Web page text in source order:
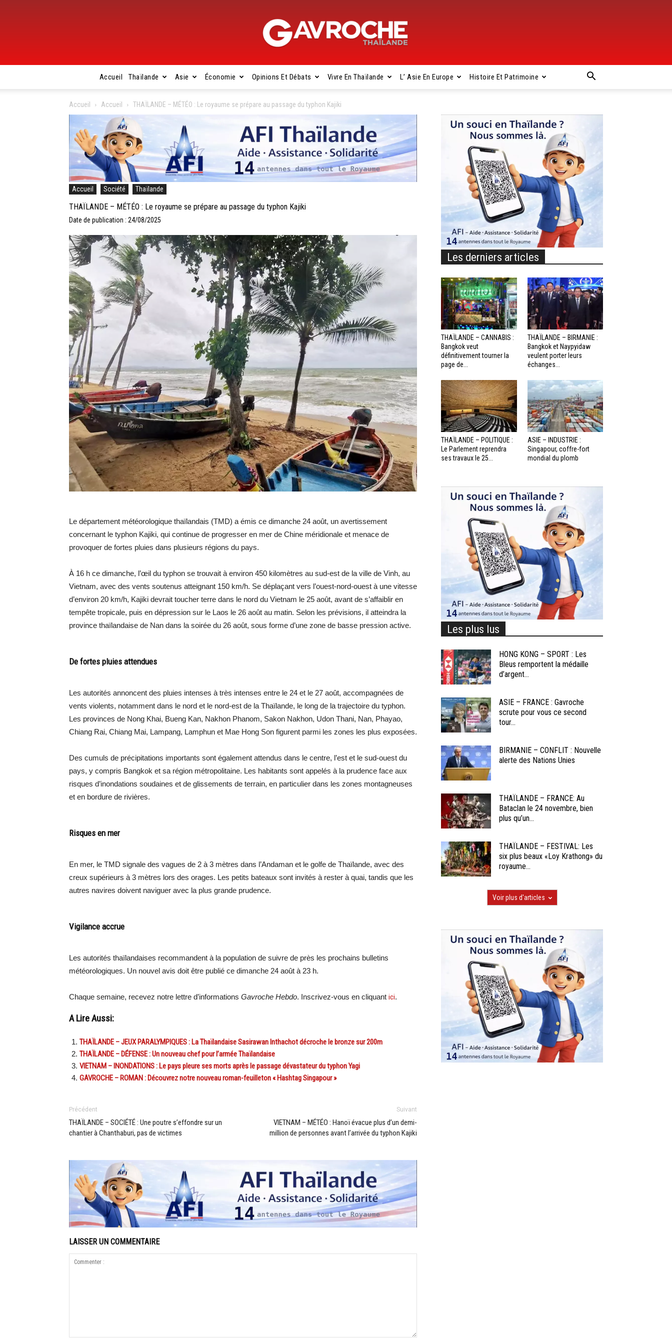
Gavroche
Thaïlande
Accueil Thaïlande Asie Économie Opinions Et Débats Vivre En Thaïlande L’ Asie En Europe Histoire Et Patrimoine
Accueil Accueil THAÏLANDE – MÉTÉO : Le royaume se prépare au passage du typhon Kajiki
Accueil Société Thaïlande
THAÏLANDE – MÉTÉO : Le royaume se prépare au passage du typhon Kajiki
Date de publication : 24/08/2025
Le département météorologique thaïlandais (TMD) a émis ce dimanche 24 août, un avertissement
concernant le typhon Kajiki, qui continue de progresser en mer de Chine méridionale et menace de
provoquer de fortes pluies dans plusieurs régions du pays.
À 16 h ce dimanche, l’œil du typhon se trouvait à environ 450 kilomètres au sud-est de la ville de Vinh, au
Vietnam, avec des vents soutenus atteignant 150 km/h. Se déplaçant vers l’ouest-nord-ouest à une vitesse
d’environ 20 km/h, Kajiki devrait toucher terre dans le nord du Vietnam le 25 août, avant de s’affaiblir en
tempête tropicale, puis en dépression sur le Laos le 26 août au matin. Selon les prévisions, il atteindra la
province thaïlandaise de Nan dans la soirée du 26 août, sous forme d’une zone de basse pression active.
De fortes pluies attendues
Les autorités annoncent des pluies intenses à très intenses entre le 24 et le 27 août, accompagnées de
vents violents, notamment dans le nord et le nord-est de la Thaïlande, le long de la trajectoire du typhon.
Les provinces de Nong Khai, Bueng Kan, Nakhon Phanom, Sakon Nakhon, Udon Thani, Nan, Phayao,
Chiang Rai, Chiang Mai, Lampang, Lamphun et Mae Hong Son figurent parmi les zones les plus exposées.
Des cumuls de précipitations importants sont également attendus dans le centre, l’est et le sud-ouest du
pays, y compris Bangkok et sa région métropolitaine. Les habitants sont appelés à la prudence face aux
risques d’inondations soudaines et de glissements de terrain, en particulier dans les zones montagneuses
et en bordure de rivières.
Risques en mer
En mer, le TMD signale des vagues de 2 à 3 mètres dans l’Andaman et le golfe de Thaïlande, avec des
creux supérieurs à 3 mètres lors des orages. Les petits bateaux sont invités à rester à quai, tandis que les
autres navires doivent naviguer avec la plus grande prudence.
Vigilance accrue
Les autorités thaïlandaises recommandent à la population de suivre de près les prochains bulletins
météorologiques. Un nouvel avis doit être publié ce dimanche 24 août à 23 h.
Chaque semaine, recevez notre lettre d’informations Gavroche Hebdo. Inscrivez-vous en cliquant ici.
A Lire Aussi:
THAÏLANDE – JEUX PARALYMPIQUES : La Thaïlandaise Sasirawan Inthachot décroche le bronze sur 200m
THAÏLANDE – DÉFENSE : Un nouveau chef pour l’armée Thaïlandaise
VIETNAM – INONDATIONS : Le pays pleure ses morts après le passage dévastateur du typhon Yagi
GAVROCHE – ROMAN : Découvrez notre nouveau roman-feuilleton « Hashtag Singapour »
Précédent
THAÏLANDE – SOCIÉTÉ : Une poutre s’effondre sur un
chantier à Chanthaburi, pas de victimes
Suivant
VIETNAM – MÉTÉO : Hanoï évacue plus d’un demi-
million de personnes avant l’arrivée du typhon Kajiki
LAISSER UN COMMENTAIRE
Les derniers articles
THAÏLANDE – CANNABIS :
Bangkok veut
définitivement tourner la
page de...
THAÏLANDE – BIRMANIE :
Bangkok et Naypyidaw
veulent porter leurs
échanges...
THAÏLANDE – POLITIQUE :
Le Parlement reprendra
ses travaux le 25...
ASIE – INDUSTRIE :
Singapour, coffre-fort
mondial du plomb
Les plus lus
HONG KONG – SPORT : Les
Bleus remportent la médaille
d’argent...
ASIE – FRANCE : Gavroche
scrute pour vous ce second
tour...
BIRMANIE – CONFLIT : Nouvelle
alerte des Nations Unies
THAÏLANDE – FRANCE: Au
Bataclan le 24 novembre, bien
plus qu’un...
THAÏLANDE – FESTIVAL: Les
six plus beaux «Loy Krathong» du
royaume...
Voir plus d'articles